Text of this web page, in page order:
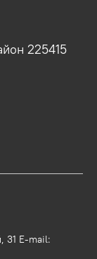
225415
31 E-mail: